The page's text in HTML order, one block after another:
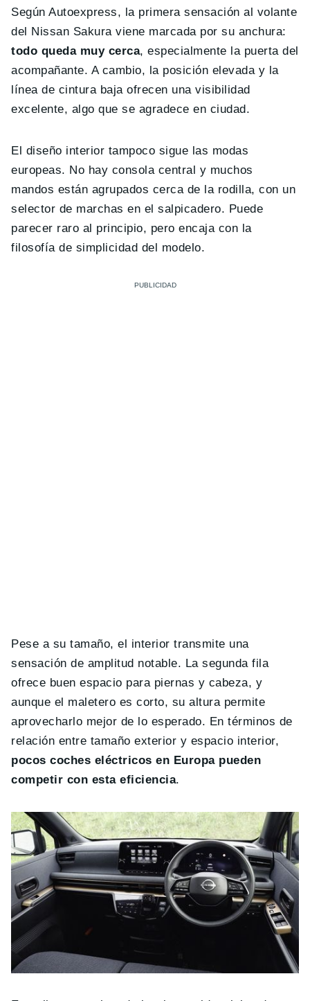
Según Autoexpress, la primera sensación al volante
del Nissan Sakura viene marcada por su anchura:
todo queda muy cerca, especialmente la puerta del
acompañante. A cambio, la posición elevada y la
línea de cintura baja ofrecen una visibilidad
excelente, algo que se agradece en ciudad.
El diseño interior tampoco sigue las modas
europeas. No hay consola central y muchos
mandos están agrupados cerca de la rodilla, con un
selector de marchas en el salpicadero. Puede
parecer raro al principio, pero encaja con la
filosofía de simplicidad del modelo.
Pese a su tamaño, el interior transmite una
sensación de amplitud notable. La segunda fila
ofrece buen espacio para piernas y cabeza, y
aunque el maletero es corto, su altura permite
aprovecharlo mejor de lo esperado. En términos de
relación entre tamaño exterior y espacio interior,
pocos coches eléctricos en Europa pueden
competir con esta eficiencia.